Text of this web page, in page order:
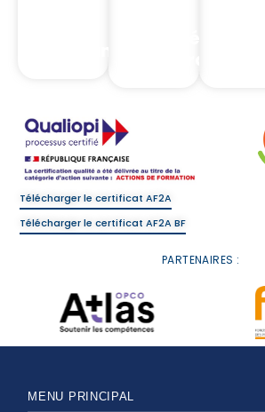
Télécharger le certificat AF2A
Télécharger le certificat AF2A BF
PARTENAIRES :
MENU PRINCIPAL